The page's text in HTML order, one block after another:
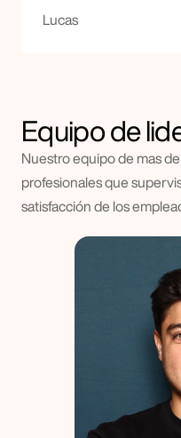
Lucas
Equipo de
Nuestro equipo de mas
profesionales que
satisfacción de los